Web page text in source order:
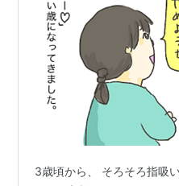
3歳頃から、 そろそろ指吸